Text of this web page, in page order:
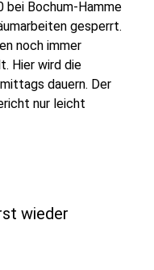
bei Bochum-Hamme
gesperrt.
noch immer
Hier wird die
dauern. Der
nur leicht
wieder